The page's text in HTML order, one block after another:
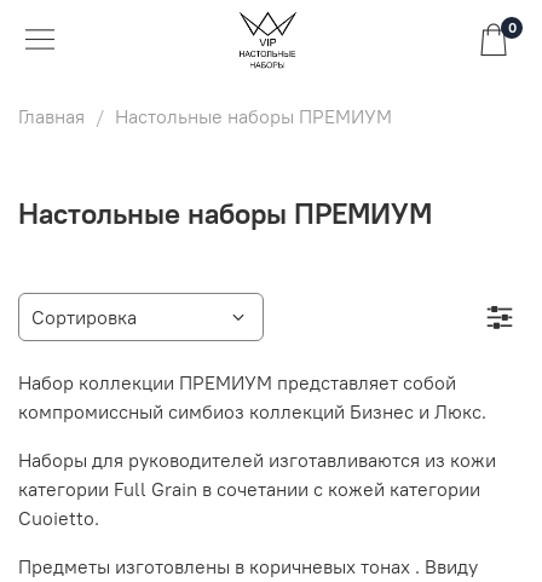
0
Главная Настольные наборы ПРЕМИУМ
Настольные наборы ПРЕМИУМ
Набор коллекции ПРЕМИУМ представляет собой
компромиссный симбиоз коллекций Бизнес и Люкс.
Наборы для руководителей изготавливаются из кожи
категории Full Grain в сочетании с кожей категории
Cuoietto.
Предметы изготовлены в коричневых тонах . Ввиду